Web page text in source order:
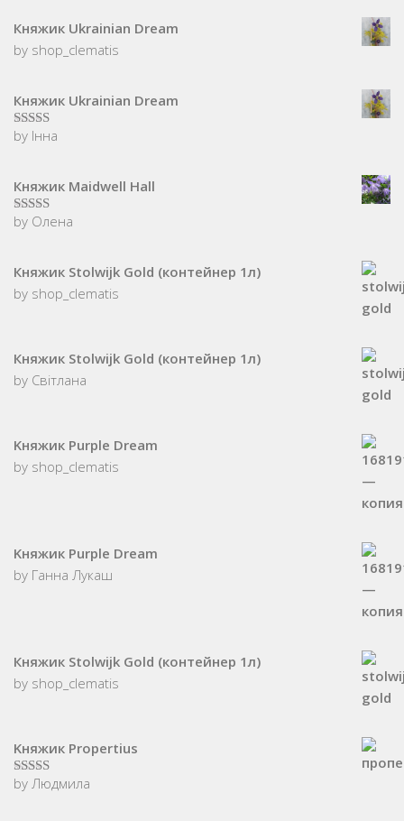
Княжик Ukrainian Dream
by shop_clematis
Княжик Ukrainian Dream
5з 5
by Інна
Княжик Maidwell Hall
5з 5
by Олена
Княжик Stolwijk Gold (контейнер 1л)
by shop_clematis
Княжик Stolwijk Gold (контейнер 1л)
by Світлана
Kняжик Purple Dream
by shop_clematis
Kняжик Purple Dream
by Ганна Лукаш
Княжик Stolwijk Gold (контейнер 1л)
by shop_clematis
Kняжик Propertius
5з 5
by Людмила